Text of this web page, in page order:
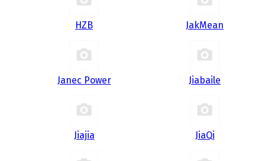
HZB JakMean
Janec Power Jiabaile
Jiajia JiaQi